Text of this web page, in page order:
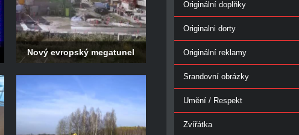
Nový evropský megatunel
Originální doplňky
Originalni dorty
Originální reklamy
Srandovní obrázky
Umění / Respekt
Zvířátka